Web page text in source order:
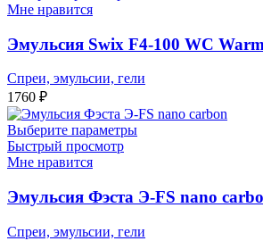
Мне нравится
Эмульсия Swix F4-100 WC Warm
Спреи, эмульсии, гели
1760 ₽
Выберите параметры
Быстрый просмотр
Мне нравится
Эмульсия Фэста Э-FS nano
Спреи, эмульсии, гели